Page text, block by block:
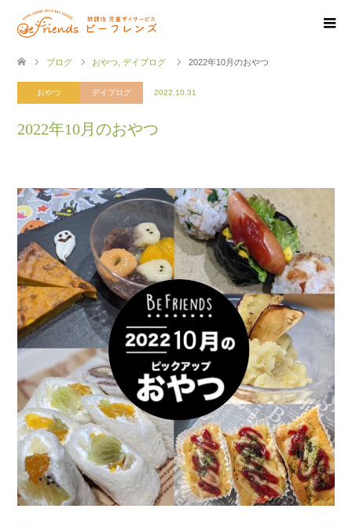
ブログ おやつ デイブログ 2022年10月のおやつ
おやつ デイブログ 2022.10.31
2022年10月のおやつ